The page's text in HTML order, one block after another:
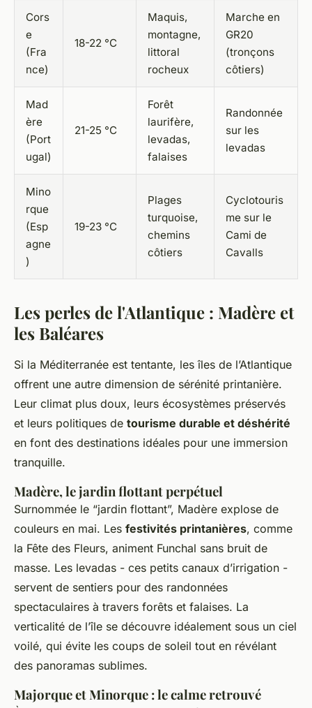
Cors
e
(Fra
nce)
18-22 °C
Maquis,
montagne,
littoral
rocheux
Marche en
GR20
(tronçons
côtiers)
Mad
ère
(Port
ugal)
21-25 °C
Forêt
laurifère,
levadas,
falaises
Randonnée
sur les
levadas
Mino
rque
(Esp
agne
)
19-23 °C
Plages
turquoise,
chemins
côtiers
Cyclotouris
me sur le
Cami de
Cavalls
Les perles de l'Atlantique : Madère et
les Baléares
Si la Méditerranée est tentante, les îles de l’Atlantique
offrent une autre dimension de sérénité printanière.
Leur climat plus doux, leurs écosystèmes préservés
et leurs politiques de tourisme durable et déshérité
en font des destinations idéales pour une immersion
tranquille.
Madère, le jardin flottant perpétuel
Surnommée le “jardin flottant”, Madère explose de
couleurs en mai. Les festivités printanières, comme
la Fête des Fleurs, animent Funchal sans bruit de
masse. Les levadas - ces petits canaux d’irrigation -
servent de sentiers pour des randonnées
spectaculaires à travers forêts et falaises. La
verticalité de l’île se découvre idéalement sous un ciel
voilé, qui évite les coups de soleil tout en révélant
des panoramas sublimes.
Majorque et Minorque : le calme retrouvé